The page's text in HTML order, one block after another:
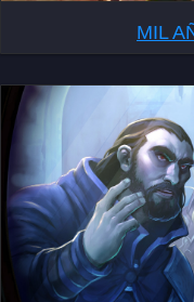
MIL